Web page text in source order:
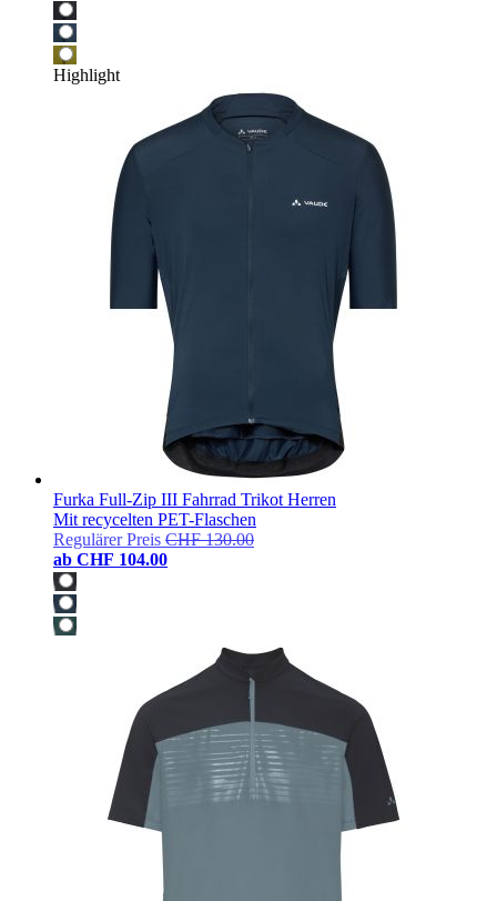
Highlight
Furka Full-Zip III Fahrrad Trikot Herren
Mit recycelten PET-Flaschen
Regulärer Preis CHF 130.00
ab CHF 104.00